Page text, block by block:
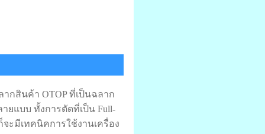
กสินค้า OTOP ที่เป็นฉลาก
ยแบบ ทั้งการตัดที่เป็น Full-
ะมีเทคนิคการใช้งานเครื่อง